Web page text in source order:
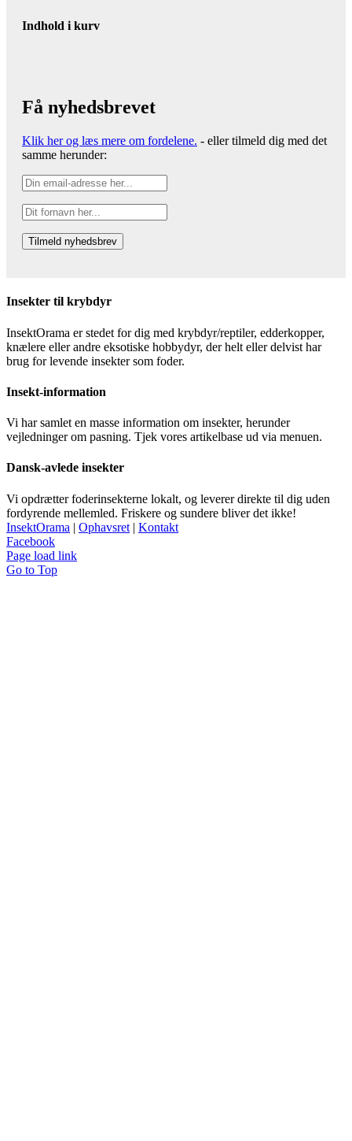
Indhold i kurv
Få nyhedsbrevet
Klik her og læs mere om fordelene. - eller tilmeld dig med det
samme herunder:
Insekter til krybdyr
InsektOrama er stedet for dig med krybdyr/reptiler, edderkopper,
knælere eller andre eksotiske hobbydyr, der helt eller delvist har
brug for levende insekter som foder.
Insekt-information
Vi har samlet en masse information om insekter, herunder
vejledninger om pasning. Tjek vores artikelbase ud via menuen.
Dansk-avlede insekter
Vi opdrætter foderinsekterne lokalt, og leverer direkte til dig uden
fordyrende mellemled. Friskere og sundere bliver det ikke!
InsektOrama | Ophavsret | Kontakt
Facebook
Page load link
Go to Top